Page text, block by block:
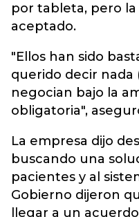
por tableta, pero
aceptado.
"Ellos han sido
querido decir nada
negocian bajo la
obligatoria",
La empresa dijo
buscando una
pacientes y al
Gobierno dijeron
llegar a un